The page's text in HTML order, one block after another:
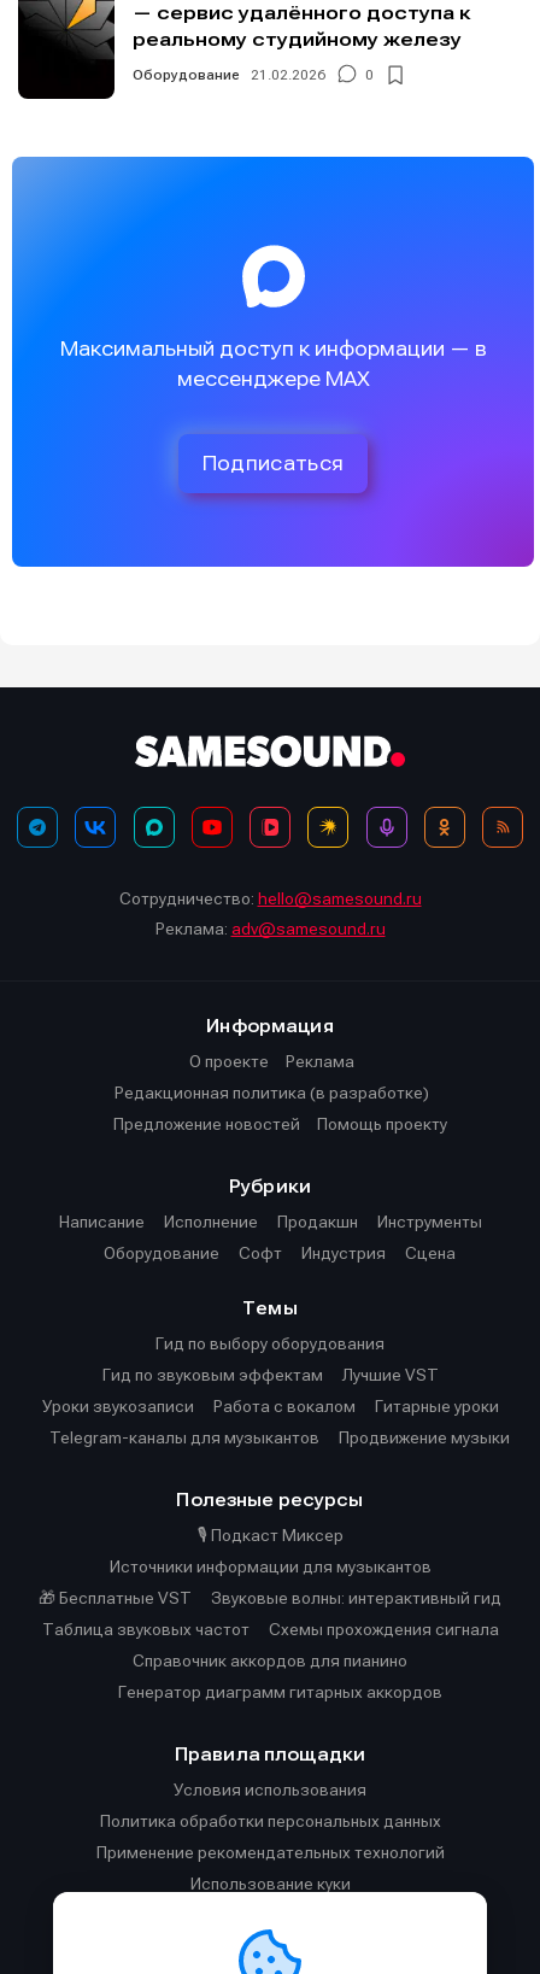
— сервис удалённого доступа к
реальному студийному железу
Оборудование 21.02.2026 0
Максимальный доступ к информации — в
мессенджере MAX
Подписаться
Сотрудничество: hello@samesound.ru
Реклама: adv@samesound.ru
Информация
О проекте
Реклама
Редакционная политика (в разработке)
Предложение новостей
Помощь проекту
Рубрики
Написание
Исполнение Продакшн
Инструменты
Оборудование
Софт Индустрия Сцена
Темы
Гид по выбору оборудования
Гид по звуковым эффектам
Лучшие VST
Уроки звукозаписи
Работа с вокалом
Гитарные уроки
Telegram-каналы для музыкантов
Продвижение музыки
Полезные ресурсы
🎙️ Подкаст Миксер
Источники информации для музыкантов
🎁 Бесплатные VST
Звуковые волны: интерактивный гид
Таблица звуковых частот
Cхемы прохождения сигнала
Справочник аккордов для пианино
Генератор диаграмм гитарных аккордов
Правила площадки
Условия использования
Политика обработки персональных данных
Применение рекомендательных технологий
Использование куки
Правила общения в Телеграм-чате